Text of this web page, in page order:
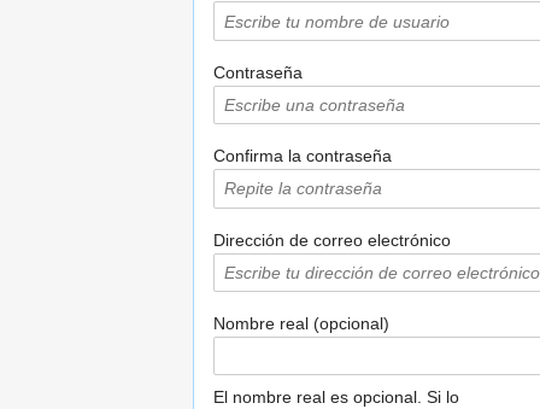
Contraseña
Confirma la contraseña
Dirección de correo electrónico
Nombre real (opcional)
El nombre real es opcional. Si lo